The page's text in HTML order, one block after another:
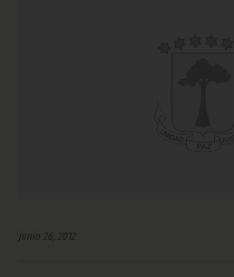
junio 26, 2012